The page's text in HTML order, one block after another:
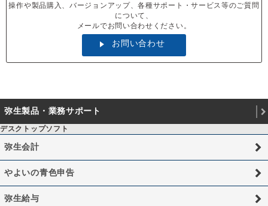
操作や製品購入、バージョンアップ、各種サポート・サービス等のご質問
について、
メールでお問い合わせください。
お問い合わせ
弥生製品・業務サポート
デスクトップソフト
弥生会計
やよいの青色申告
弥生給与